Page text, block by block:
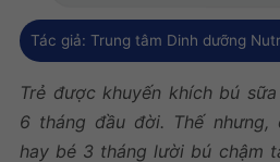
Tác giả: Trung tâm Dinh dưỡng
Trẻ được khuyến khích bú
6 tháng đầu đời. Thế nhưng,
hay bé 3 tháng lười bú chậm